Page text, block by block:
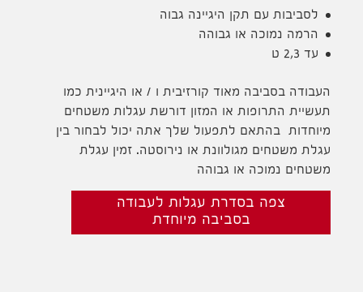
לסביבות עם תקן היגיינה גבוה
הרמה נמוכה או גבוהה
עד 2,3 ט
העבודה בסביבה מאוד קורזיבית ו / או היגיינית כמו
תעשיית התרופות או המזון דורשת עגלות משטחים
מיוחדות בהתאם לתפעול שלך אתה יכול לבחור בין
עגלת משטחים מגולוונת או נירוסטה. זמין עגלת
משטחים נמוכה או גבוהה
צפה בסדרת עגלות לעבודה
בסביבה מיוחדת